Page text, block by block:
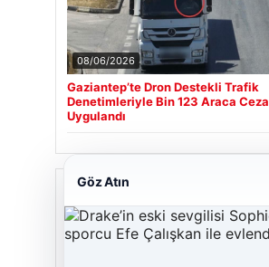
08/06/2026
Gaziantep’te Dron Destekli Trafik
Denetimleriyle Bin 123 Araca Ceza
Uygulandı
Son Eklenen Firmalar
Cengiz Sigorta
Göz Atın